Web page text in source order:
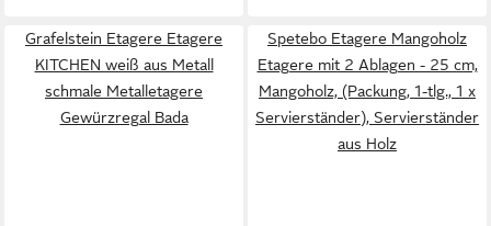
Grafelstein Etagere Etagere
KITCHEN weiß aus Metall
schmale Metalletagere
Gewürzregal Bada
Spetebo Etagere Mangoholz
Etagere mit 2 Ablagen - 25 cm,
Mangoholz, (Packung, 1-tlg., 1 x
Servierständer), Servierständer
aus Holz